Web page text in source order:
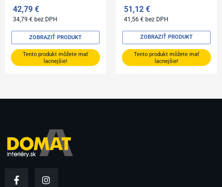
42,79€
34,79€ bez DPH
Tento produkt môžete mať
lacnejšie!
ZOBRAZIŤ PRODUKT
51,12€
41,56€ bez DPH
Tento produkt môžete mať
lacnejšie!
ZOBRAZIŤ PRODUKT
a
n